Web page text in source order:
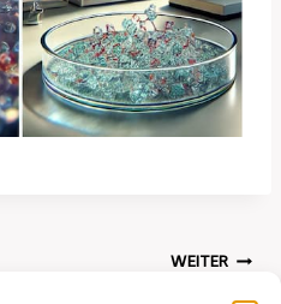
WEITER